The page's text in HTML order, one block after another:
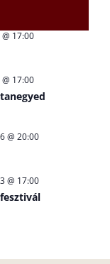
17:00
17:00
@ 20:00
@ 17:00